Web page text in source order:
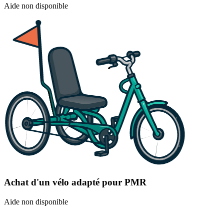
Aide non disponible
Achat d'un vélo adapté pour PMR
Aide non disponible